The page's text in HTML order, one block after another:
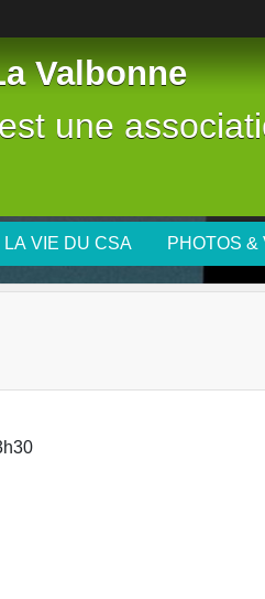
Valbonne
une
LA VIE DU CSA PHOTOS &